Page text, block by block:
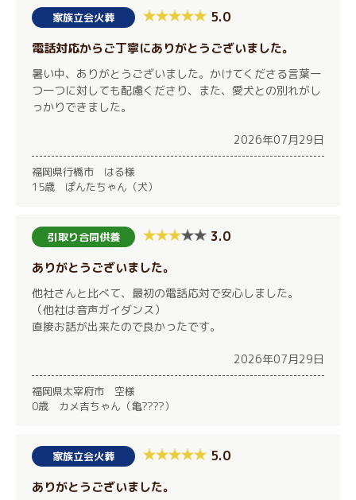
家族立会火葬 5.0
電話対応からご丁寧にありがとうございました。
暑い中、ありがとうございました。かけてくださる言葉一
つ一つに対しても配慮くださり、また、愛犬との別れがし
っかりできました。
2026年07月29日
福岡県行橋市 はる様
15歳 ぽんたちゃん（犬）
引取り合同供養 3.0
ありがとうございました。
他社さんと比べて、最初の電話応対で安心しました。
（他社は音声ガイダンス）
直接お話が出来たので良かったです。
2026年07月29日
福岡県太宰府市 空様
0歳 カメ吉ちゃん（亀????）
家族立会火葬 5.0
ありがとうございました。